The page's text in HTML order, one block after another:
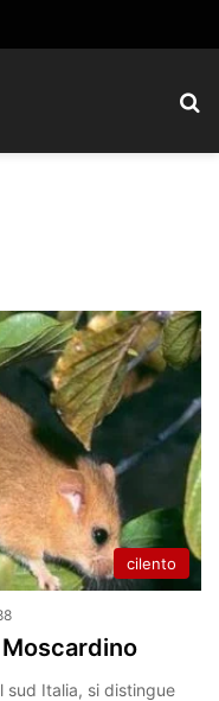
cilento
sud Italia, si distingue